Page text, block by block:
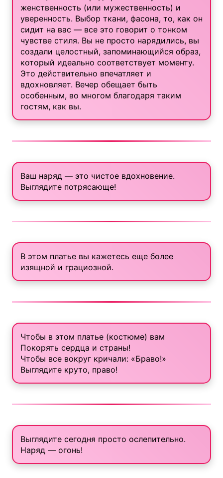
женственность (или мужественность) и
уверенность. Выбор ткани, фасона, то, как он
сидит на вас — все это говорит о тонком
чувстве стиля. Вы не просто нарядились, вы
создали целостный, запоминающийся образ,
который идеально соответствует моменту.
Это действительно впечатляет и
вдохновляет. Вечер обещает быть
особенным, во многом благодаря таким
гостям, как вы.
Ваш наряд — это чистое вдохновение.
Выглядите потрясающе!
В этом платье вы кажетесь еще более
изящной и грациозной.
Чтобы в этом платье (костюме) вам
Покорять сердца и страны!
Чтобы все вокруг кричали: «Браво!»
Выглядите круто, право!
Выглядите сегодня просто ослепительно.
Наряд — огонь!